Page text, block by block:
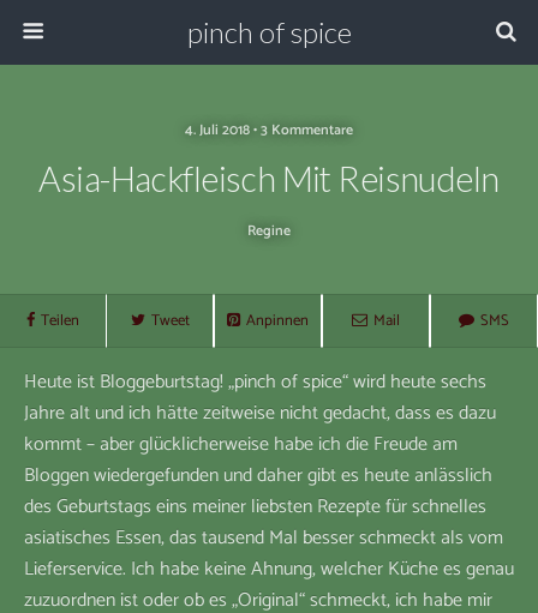
pinch of spice
4. Juli 2018 • 3 Kommentare
Asia-Hackfleisch Mit Reisnudeln
Regine
Teilen Tweet Anpinnen Mail SMS
Heute ist Bloggeburtstag! „pinch of spice“ wird heute sechs
Jahre alt und ich hätte zeitweise nicht gedacht, dass es dazu
kommt – aber glücklicherweise habe ich die Freude am
Bloggen wiedergefunden und daher gibt es heute anlässlich
des Geburtstags eins meiner liebsten Rezepte für schnelles
asiatisches Essen, das tausend Mal besser schmeckt als vom
Lieferservice. Ich habe keine Ahnung, welcher Küche es genau
zuzuordnen ist oder ob es „Original“ schmeckt, ich habe mir